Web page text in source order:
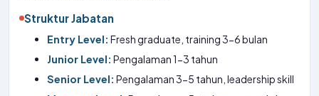
Struktur Jabatan
Entry Level: Fresh graduate, training 3-6 bulan
Junior Level: Pengalaman 1-3 tahun
Senior Level: Pengalaman 3-5 tahun, leadership skill